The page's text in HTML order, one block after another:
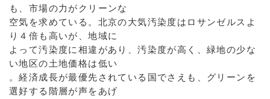
も、市場の力がクリーンな
空気を求めている。北京の大気汚染度はロサンゼルスよ
り４倍も高いが、地域に
よって汚染度に相違があり、汚染度が高く、緑地の少な
い地区の土地価格は低い
。経済成長が最優先されている国でさえも、グリーンを
選好する階層が声をあげ